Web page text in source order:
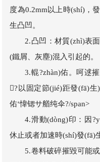
度為0.2mm以上時(shí)，
生凸凹。
2.凸凹：材質(zhì)表面
(鐵屑、灰塵)混入引起的。
3.輥?zhàn)佑。呵逑摧
?以固定節(jié)距發(fā)
佑‘愇锶サ艏纯伞?/span>
4.滑動(dòng)印：因
休止或者加速時(shí)發(fā)
5.卷料破碎摧毀可能或